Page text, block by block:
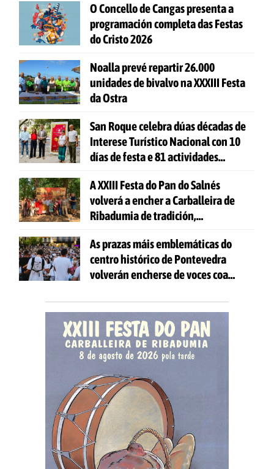
O Concello de Cangas presenta a
programación completa das Festas
do Cristo 2026
Noalla prevé repartir 26.000
unidades de bivalvo na XXXIII Festa
da Ostra
San Roque celebra dúas décadas de
Interese Turístico Nacional con 10
días de festa e 81 actividades
A XXIII Festa do Pan do Salnés
volverá a encher a Carballeira de
Ribadumia de tradición,
todas as idades
As prazas máis emblemáticas do
centro histórico de Pontevedra
volverán encherse de voces coa